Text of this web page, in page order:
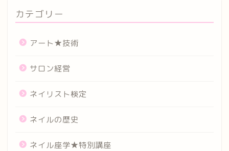
カテゴリー
アート★技術
サロン経営
ネイリスト検定
ネイルの歴史
ネイル座学★特別講座